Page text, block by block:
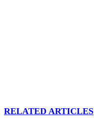
RELATED ARTICLES